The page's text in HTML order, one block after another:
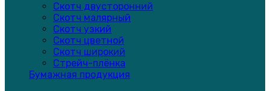
Скотч двусторонний
Скотч малярный
Скотч узкий
Скотч цветной
Скотч широкий
Стрейч-плёнка
Бумажная продукция